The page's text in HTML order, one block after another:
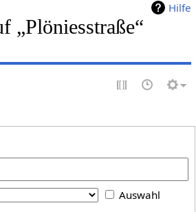
Hilfe
„Plöniesstraße“
Auswahl